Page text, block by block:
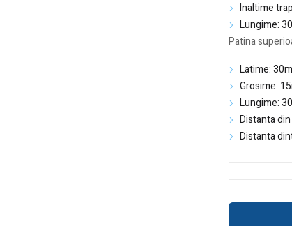
Inaltime
Lungime:
Patina
Latime:
Grosime:
Lungime:
Distanta
Distanta